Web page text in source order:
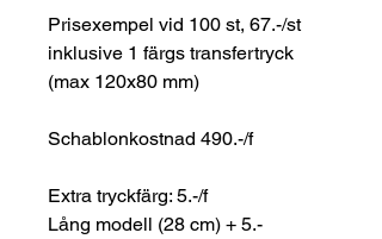
Prisexempel vid 100 st, 67.-/st
inklusive 1 färgs transfertryck
(max 120x80 mm)
Schablonkostnad 490.-/f
Extra tryckfärg: 5.-/f
Lång modell (28 cm) + 5.-